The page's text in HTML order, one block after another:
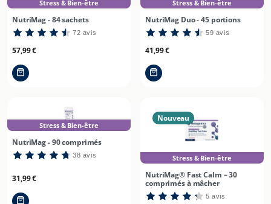
Stress & Bien-être
NutriMag - 84 sachets
72 avis
Prix
57,99 €
Stress & Bien-être
NutriMag Duo - 45 portions
59 avis
Prix
41,99 €
Stress & Bien-être
NutriMag - 90 comprimés
38 avis
Prix
31,99 €
Nouveau
Stress & Bien-être
NutriMag® Fast Calm – 30
comprimés à mâcher
5 avis